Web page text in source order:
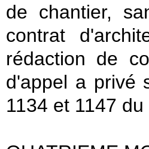
de chantier,
contrat
rédaction de
d'appel a privé
1134 et 1147